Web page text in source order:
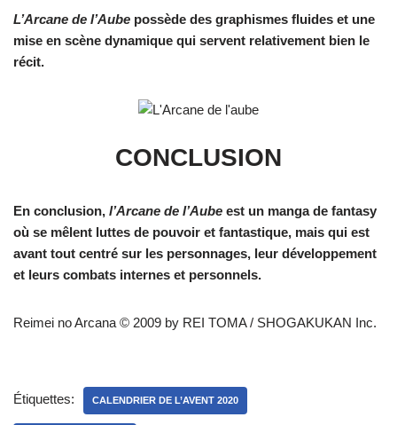
L’Arcane de l’Aube possède des graphismes fluides et une
mise en scène dynamique qui servent relativement bien le
récit.
CONCLUSION
En conclusion, l’Arcane de l’Aube est un manga de fantasy
où se mêlent luttes de pouvoir et fantastique, mais qui est
avant tout centré sur les personnages, leur développement
et leurs combats internes et personnels.
Reimei no Arcana © 2009 by REI TOMA / SHOGAKUKAN Inc.
Étiquettes: CALENDRIER DE L’AVENT 2020